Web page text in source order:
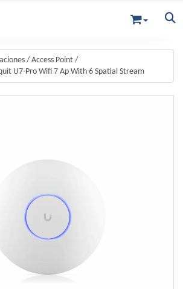
/ Access Point /
U7-Pro Wifi 7 Ap With 6 Spatial Stream